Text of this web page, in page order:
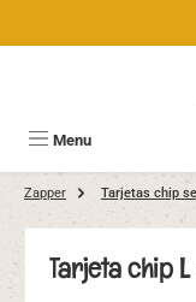
Menu
Zapper Tarjetas chip
Tarjeta chip